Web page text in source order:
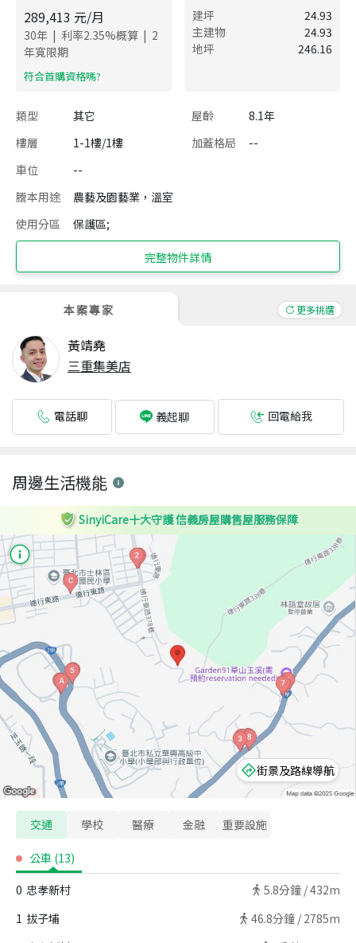
289,413 元/月
30年 | 利率2.35%概算 | 2
年寬限期
​符合首購資格嗎?
建坪
24.93
主建物
24.93
地坪
246.16
類型 其它 屋齡
8.1年
樓層
1-1樓/1樓 加蓋格局
--
車位
--
謄本用途
農藝及園藝業，溫室
使用分區
保護區;
完整物件詳情
本案專家 更多挑選
黃靖堯
三重集美店
電話聊 義起聊 回電給我
周邊生活機能
SinyiCare十大守護 信義房屋購售屋服務保障
街景及路線導航
交通 學校 醫療 金融 重要設施
公車 (13)
0 忠孝新村 5.8分鐘 /432m
1 拔子埔 46.8分鐘 / 2785m